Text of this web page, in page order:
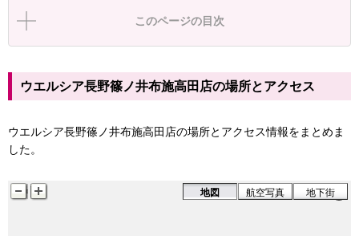
このページの目次
ウエルシア長野篠ノ井布施高田店の場所とアクセス
ウエルシア長野篠ノ井布施高田店の場所とアクセス情報をまとめま
した。
地図 航空写真 地下街